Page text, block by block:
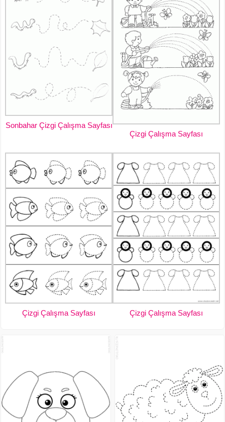
Sonbahar Çizgi Çalışma Sayfası
Çizgi Çalışma Sayfası
Çizgi Çalışma Sayfası Çizgi Çalışma Sayfası